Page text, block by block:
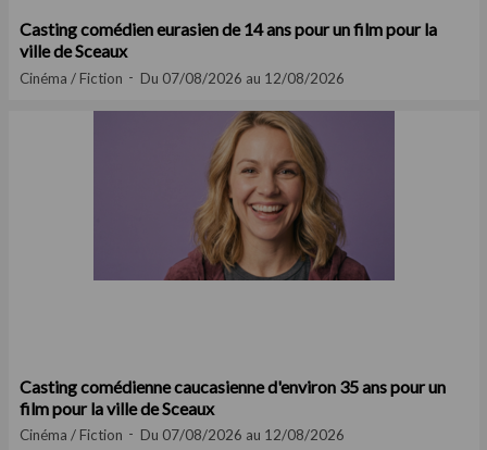
Casting comédien eurasien de 14 ans pour un film pour la
ville de Sceaux
Cinéma / Fiction Du 07/08/2026 au 12/08/2026
Casting comédienne caucasienne d'environ 35 ans pour un
film pour la ville de Sceaux
Cinéma / Fiction Du 07/08/2026 au 12/08/2026